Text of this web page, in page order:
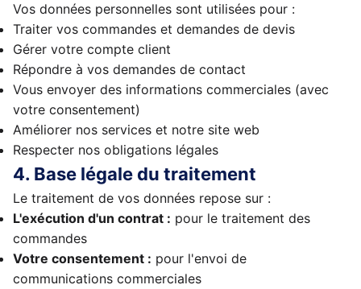
Vos données personnelles sont utilisées pour :
Traiter vos commandes et demandes de devis
Gérer votre compte client
Répondre à vos demandes de contact
Vous envoyer des informations commerciales (avec
votre consentement)
Améliorer nos services et notre site web
Respecter nos obligations légales
4. Base légale du traitement
Le traitement de vos données repose sur :
L'exécution d'un contrat : pour le traitement des
commandes
Votre consentement : pour l'envoi de
communications commerciales